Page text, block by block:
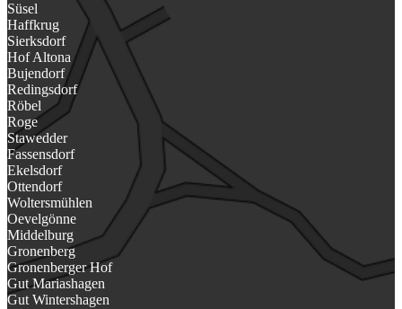
Süsel
Haffkrug
Sierksdorf
Hof Altona
Bujendorf
Redingsdorf
Röbel
Roge
Stawedder
Fassensdorf
Ekelsdorf
Ottendorf
Woltersmühlen
Oevelgönne
Middelburg
Gronenberg
Gronenberger Hof
Gut Mariashagen
Gut Wintershagen